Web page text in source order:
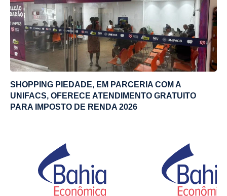
SHOPPING PIEDADE, EM PARCERIA COM A
UNIFACS, OFERECE ATENDIMENTO GRATUITO
PARA IMPOSTO DE RENDA 2026